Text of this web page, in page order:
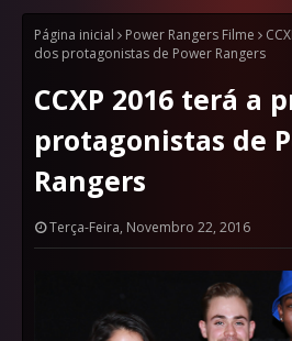
Página inicial Power Rangers Filme
dos protagonistas de Power Rangers
CCXP 2016 terá a
protagonistas de
Rangers
Terça-Feira, Novembro 22, 2016